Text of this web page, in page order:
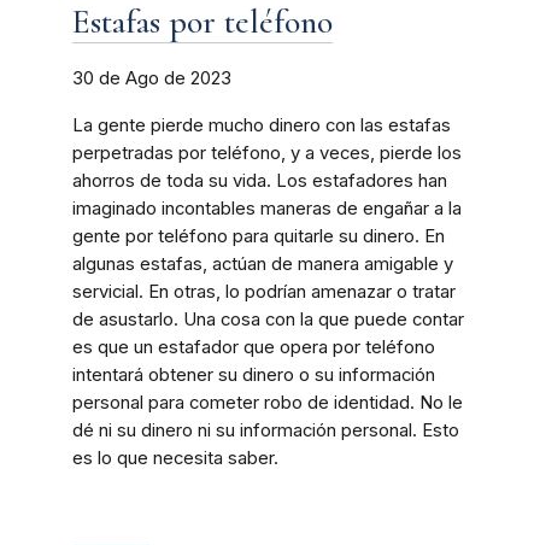
Estafas por teléfono
30 de Ago de 2023
La gente pierde mucho dinero con las estafas
perpetradas por teléfono, y a veces, pierde los
ahorros de toda su vida. Los estafadores han
imaginado incontables maneras de engañar a la
gente por teléfono para quitarle su dinero. En
algunas estafas, actúan de manera amigable y
servicial. En otras, lo podrían amenazar o tratar
de asustarlo. Una cosa con la que puede contar
es que un estafador que opera por teléfono
intentará obtener su dinero o su información
personal para cometer robo de identidad. No le
dé ni su dinero ni su información personal. Esto
es lo que necesita saber.